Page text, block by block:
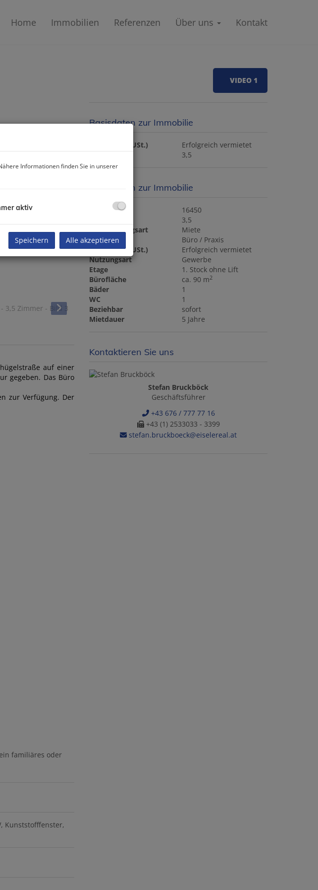
Home Immobilien Referenzen Über uns Kontakt
auf einer
gegeben. Das Büro
zur Verfügung. Der
familiäres oder
Kunststofffenster
VIDEO 1
Basisdaten zur Immobilie
Miete (exkl. USt.)
Erfolgreich vermietet
Zimmer
3,5
Basisdaten zur Immobilie
Objektnr.
16450
3,5
Vermarktungsart
Miete
Objektart
Büro / Praxis
Miete (exkl. USt.)
Erfolgreich vermietet
Nutzungsart
Gewerbe
Etage
1. Stock ohne Lift
Bürofläche
ca. 90 m2
Bäder
1
WC
1
Beziehbar
sofort
Mietdauer
5 Jahre
Kontaktieren Sie uns
Stefan Bruckböck
Geschäftsführer
+43 676 / 777 77 16
+43 (1) 2533033 - 3399
stefan.bruckboeck@eiselereal.at
Informationen finden Sie in unserer
aktiv
Speichern Alle akzeptieren